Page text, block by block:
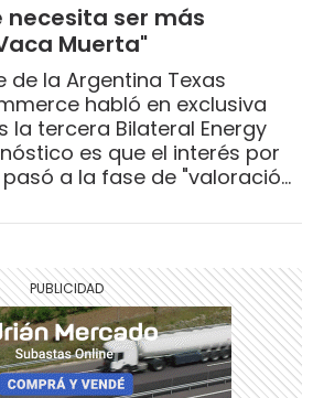
necesita ser más
Muerta"
de la Argentina Texas
habló en exclusiva
la tercera Bilateral Energy
es que el interés por
a la fase de "valoración
dar un salto.